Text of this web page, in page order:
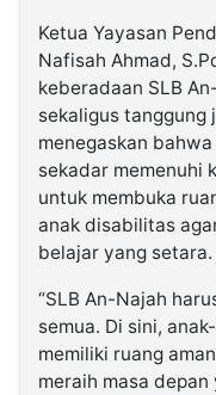
Ketua Yayasan
Nafisah Ahmad,
keberadaan SLB
sekaligus tanggung
menegaskan
sekadar memenuhi
untuk membuka
anak disabilitas
belajar yang setara.
“SLB An-Najah
semua. Di sini,
memiliki ruang
meraih masa